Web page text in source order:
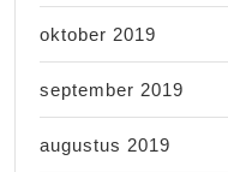
oktober 2019
september 2019
augustus 2019